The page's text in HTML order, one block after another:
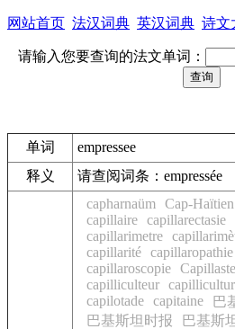
网站首页 法汉词典 英汉词典 诗文
请输入您要查询的法文单词：
单词
empressee
释义
请查阅词条：empressée
capharnaüm Cap-Haïtien
capillaire capillarectasie
capillarimetre
capillarité capillaropathie
capillaroscopie
capilliculteur
capilotade capitaine
巴
巴基斯坦时报
巴基斯